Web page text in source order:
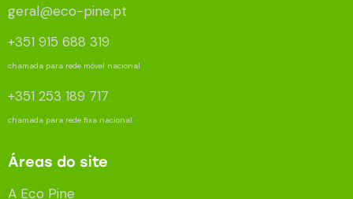
geral@eco-pine.pt
+351 915 688 319
chamada para rede móvel nacional
+351 253 189 717
chamada para rede fixa nacional
Áreas do site
A Eco Pine